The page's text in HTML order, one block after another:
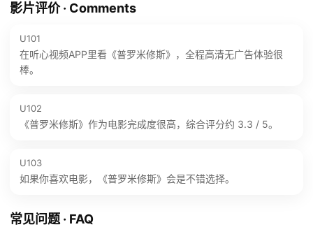
影片评价 · Comments
U101
在听心视频APP里看《普罗米修斯》，全程高清无广告体验很
棒。
U102
《普罗米修斯》作为电影完成度很高，综合评分约 3.3 / 5。
U103
如果你喜欢电影，《普罗米修斯》会是不错选择。
常见问题 · FAQ